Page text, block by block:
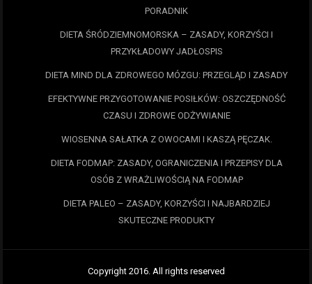
PORADNIK
DIETA ŚRÓDZIEMNOMORSKA – ZASADY, KORZYŚCI I
PRZYKŁADOWY JADŁOSPIS
DIETA MIND DLA ZDROWEGO MÓZGU: PRZEGLĄD I ZASADY
EFEKTYWNE PRZYGOTOWANIE POSIŁKÓW: OSZCZĘDNOŚĆ
CZASU I ZDROWE ODŻYWIANIE
WIOSENNA SAŁATKA Z OWOCAMI I KASZĄ PĘCZAK.
DIETA FODMAP: ZASADY, OGRANICZENIA I PRZEPISY DLA
OSÓB Z WRAŻLIWOŚCIĄ NA FODMAP
DIETA PALEO – ZASADY, KORZYŚCI I NAJBARDZIEJ
SKUTECZNE PRODUKTY
Copyright 2016. All rights reserved